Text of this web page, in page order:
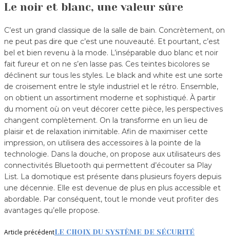
Le noir et blanc, une valeur sûre
C’est un grand classique de la salle de bain. Concrètement, on
ne peut pas dire que c’est une nouveauté. Et pourtant, c’est
bel et bien revenu à la mode. L’inséparable duo blanc et noir
fait fureur et on ne s’en lasse pas. Ces teintes bicolores se
déclinent sur tous les styles. Le black and white est une sorte
de croisement entre le style industriel et le rétro. Ensemble,
on obtient un assortiment moderne et sophistiqué. À partir
du moment où on veut décorer cette pièce, les perspectives
changent complètement. On la transforme en un lieu de
plaisir et de relaxation inimitable. Afin de maximiser cette
impression, on utilisera des accessoires à la pointe de la
technologie. Dans la douche, on propose aux utilisateurs des
connectivités Bluetooth qui permettent d’écouter sa Play
List. La domotique est présente dans plusieurs foyers depuis
une décennie. Elle est devenue de plus en plus accessible et
abordable. Par conséquent, tout le monde veut profiter des
avantages qu’elle propose.
Article précédentLE CHOIX DU SYSTÈME DE SÉCURITÉ